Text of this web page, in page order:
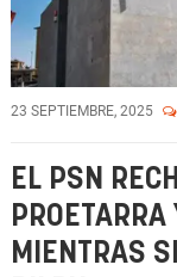
23 SEPTIEMBRE, 2025
EL PSN
MIENTRAS